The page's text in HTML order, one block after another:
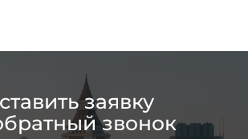
заявку
звонок